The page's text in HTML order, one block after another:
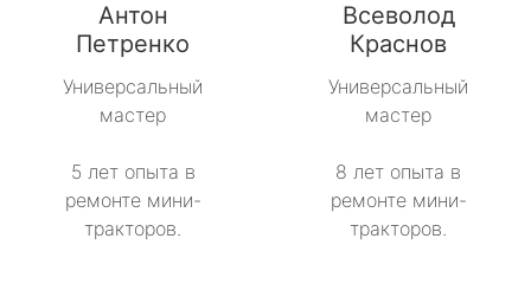
Антон
Петренко
Универсальный
мастер
5 лет опыта в
ремонте мини-
тракторов.
Всеволод
Краснов
Универсальный
мастер
8 лет опыта в
ремонте мини-
тракторов.